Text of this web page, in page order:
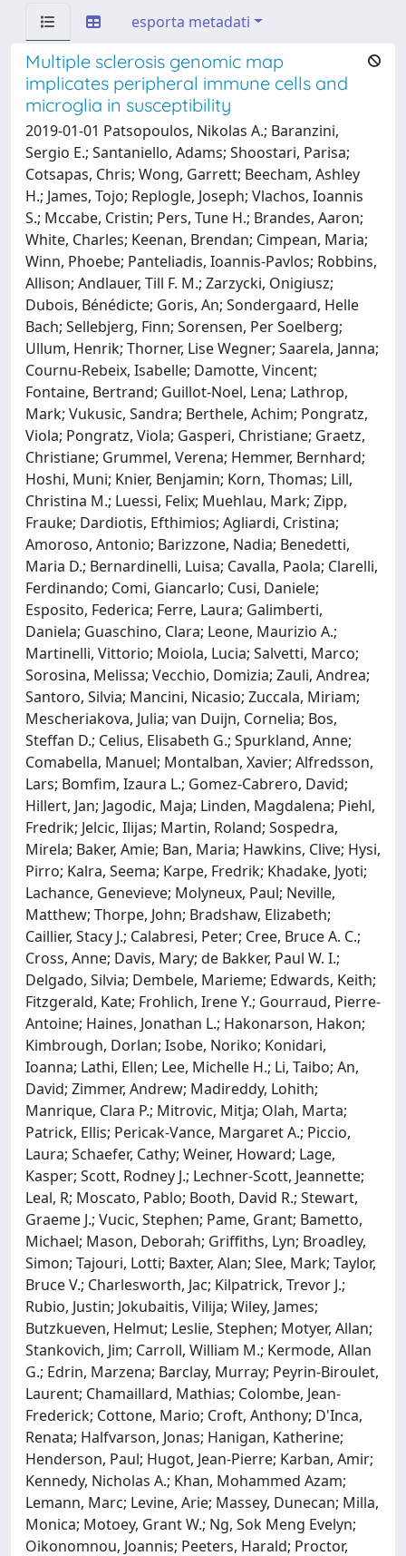
esporta metadati
Multiple sclerosis genomic map
implicates peripheral immune cells and
microglia in susceptibility
2019-01-01 Patsopoulos, Nikolas A.; Baranzini,
Sergio E.; Santaniello, Adams; Shoostari, Parisa;
Cotsapas, Chris; Wong, Garrett; Beecham, Ashley
H.; James, Tojo; Replogle, Joseph; Vlachos, Ioannis
S.; Mccabe, Cristin; Pers, Tune H.; Brandes, Aaron;
White, Charles; Keenan, Brendan; Cimpean, Maria;
Winn, Phoebe; Panteliadis, Ioannis-Pavlos; Robbins,
Allison; Andlauer, Till F. M.; Zarzycki, Onigiusz;
Dubois, Bénédicte; Goris, An; Sondergaard, Helle
Bach; Sellebjerg, Finn; Sorensen, Per Soelberg;
Ullum, Henrik; Thorner, Lise Wegner; Saarela, Janna;
Cournu-Rebeix, Isabelle; Damotte, Vincent;
Fontaine, Bertrand; Guillot-Noel, Lena; Lathrop,
Mark; Vukusic, Sandra; Berthele, Achim; Pongratz,
Viola; Pongratz, Viola; Gasperi, Christiane; Graetz,
Christiane; Grummel, Verena; Hemmer, Bernhard;
Hoshi, Muni; Knier, Benjamin; Korn, Thomas; Lill,
Christina M.; Luessi, Felix; Muehlau, Mark; Zipp,
Frauke; Dardiotis, Efthimios; Agliardi, Cristina;
Amoroso, Antonio; Barizzone, Nadia; Benedetti,
Maria D.; Bernardinelli, Luisa; Cavalla, Paola; Clarelli,
Ferdinando; Comi, Giancarlo; Cusi, Daniele;
Esposito, Federica; Ferre, Laura; Galimberti,
Daniela; Guaschino, Clara; Leone, Maurizio A.;
Martinelli, Vittorio; Moiola, Lucia; Salvetti, Marco;
Sorosina, Melissa; Vecchio, Domizia; Zauli, Andrea;
Santoro, Silvia; Mancini, Nicasio; Zuccala, Miriam;
Mescheriakova, Julia; van Duijn, Cornelia; Bos,
Steffan D.; Celius, Elisabeth G.; Spurkland, Anne;
Comabella, Manuel; Montalban, Xavier; Alfredsson,
Lars; Bomfim, Izaura L.; Gomez-Cabrero, David;
Hillert, Jan; Jagodic, Maja; Linden, Magdalena; Piehl,
Fredrik; Jelcic, Ilijas; Martin, Roland; Sospedra,
Mirela; Baker, Amie; Ban, Maria; Hawkins, Clive; Hysi,
Pirro; Kalra, Seema; Karpe, Fredrik; Khadake, Jyoti;
Lachance, Genevieve; Molyneux, Paul; Neville,
Matthew; Thorpe, John; Bradshaw, Elizabeth;
Caillier, Stacy J.; Calabresi, Peter; Cree, Bruce A. C.;
Cross, Anne; Davis, Mary; de Bakker, Paul W. I.;
Delgado, Silvia; Dembele, Marieme; Edwards, Keith;
Fitzgerald, Kate; Frohlich, Irene Y.; Gourraud, Pierre-
Antoine; Haines, Jonathan L.; Hakonarson, Hakon;
Kimbrough, Dorlan; Isobe, Noriko; Konidari,
Ioanna; Lathi, Ellen; Lee, Michelle H.; Li, Taibo; An,
David; Zimmer, Andrew; Madireddy, Lohith;
Manrique, Clara P.; Mitrovic, Mitja; Olah, Marta;
Patrick, Ellis; Pericak-Vance, Margaret A.; Piccio,
Laura; Schaefer, Cathy; Weiner, Howard; Lage,
Kasper; Scott, Rodney J.; Lechner-Scott, Jeannette;
Leal, R; Moscato, Pablo; Booth, David R.; Stewart,
Graeme J.; Vucic, Stephen; Pame, Grant; Bametto,
Michael; Mason, Deborah; Griffiths, Lyn; Broadley,
Simon; Tajouri, Lotti; Baxter, Alan; Slee, Mark; Taylor,
Bruce V.; Charlesworth, Jac; Kilpatrick, Trevor J.;
Rubio, Justin; Jokubaitis, Vilija; Wiley, James;
Butzkueven, Helmut; Leslie, Stephen; Motyer, Allan;
Stankovich, Jim; Carroll, William M.; Kermode, Allan
G.; Edrin, Marzena; Barclay, Murray; Peyrin-Biroulet,
Laurent; Chamaillard, Mathias; Colombe, Jean-
Frederick; Cottone, Mario; Croft, Anthony; D'Inca,
Renata; Halfvarson, Jonas; Hanigan, Katherine;
Henderson, Paul; Hugot, Jean-Pierre; Karban, Amir;
Kennedy, Nicholas A.; Khan, Mohammed Azam;
Lemann, Marc; Levine, Arie; Massey, Dunecan; Milla,
Monica; Motoey, Grant W.; Ng, Sok Meng Evelyn;
Oikonomnou, Joannis; Peeters, Harald; Proctor,